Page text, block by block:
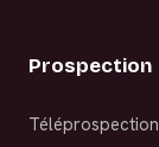
Prospection
Téléprospection